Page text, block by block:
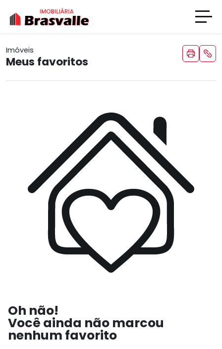
Imóveis
Meus favoritos
Oh não!
Você ainda não marcou
nenhum favorito